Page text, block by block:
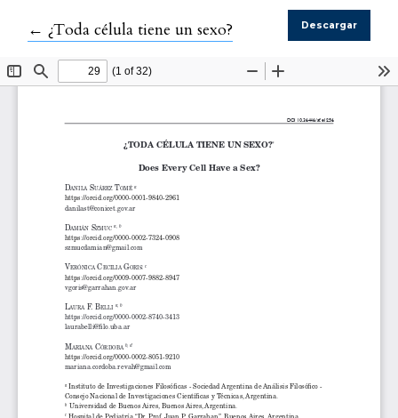
← Volver a los detalles del artículo
¿Toda célula tiene un sexo? Descargar